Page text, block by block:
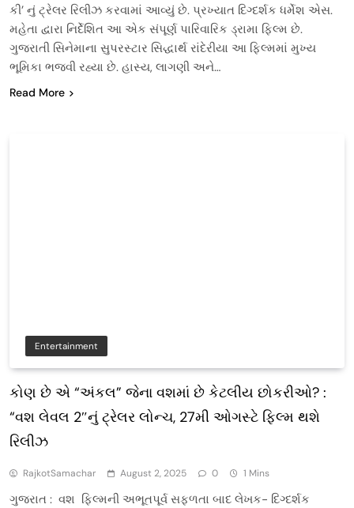
કી’ નું ટ્રેલર રિલીઝ કરવામાં આવ્યું છે. પ્રખ્યાત દિગ્દર્શક ધર્મેશ એસ.
મહેતા દ્વારા નિર્દેશિત આ એક સંપૂર્ણ પારિવારિક ડ્રામા ફિલ્મ છે.
ગુજરાતી સિનેમાના સુપરસ્ટાર સિદ્ધાર્થ રાંદેરીયા આ ફિલ્મમાં મુખ્ય
ભૂમિકા ભજવી રહ્યા છે. હાસ્ય, લાગણી અને…
Read More
Entertainment
કોણ છે એ “અંકલ” જેના વશમાં છે કેટલીય છોકરીઓ? :
“વશ લેવલ 2″નું ટ્રેલર લોન્ચ, 27મી ઓગસ્ટે ફિલ્મ થશે
રિલીઝ
RajkotSamachar August 2, 2025 0 1 Mins
ગુજરાત : વશ ફિલ્મની અભૂતપૂર્વ સફળતા બાદ લેખક- દિગ્દર્શક